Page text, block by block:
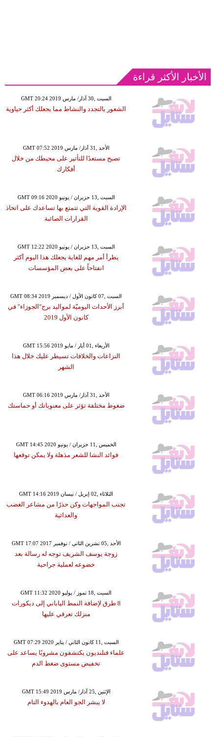
الأخبار الأكثر قراءة
GMT 20:24 2019 السبت ,30 آذار/ مارس
الشعور بالتجدد والنشاط مما يجعلك أكثر حياوية
GMT 07:52 2019 الأحد ,31 آذار/ مارس
تصبح مستعدًا للتأثير على محيطك من خلال
أفكارك
GMT 09:16 2020 السبت ,13 حزيران / يونيو
الإرادة القوية التي تتمتع بها تساعدك على اتخاذ
القرارات الصائبة
GMT 12:22 2020 السبت ,13 حزيران / يونيو
يطرأ أمر مهم للغاية يجعلك هذا اليوم أكثر
انفتاحاً على بعض المؤسسات
GMT 08:34 2019 السبت ,07 كانون الأول / ديسمبر
أبرز الأحداث اليوميّة لمواليد برج"الجوزاء" في
كانون الأول 2019
GMT 15:56 2019 الأربعاء ,01 أيار / مايو
النزاعات والخلافات تسيطر عليك خلال هذا
الشهر
GMT 06:16 2019 الأحد ,31 آذار/ مارس
ضغوط مختلفة تؤثر على معنوياتك أو حماستك
GMT 14:45 2020 الخميس ,11 حزيران / يونيو
فوائد النشا للشعر مذهلة ولا يمكن توقعها
GMT 14:16 2019 الثلاثاء ,02 إبريل / نيسان
تجنب المواجهات وكن حذرًا من مشاعر الغضب
والعدائية
GMT 17:07 2017 الأحد ,05 تشرين الثاني / نوفمبر
زوجة يوسف الشريف توجه له رسالة بعد
خضوعه لعملية جراحية
GMT 11:32 2020 السبت ,18 تموز / يوليو
8 طرق لإضافة النمط الياباني إلى ديكورات
منزلك تعرفي عليها
GMT 07:29 2020 السبت ,11 كانون الثاني / يناير
علماء فنلنديون يكتشفون مشروبًا يساعد على
تخفيض مستوى ضغط الدم
GMT 15:49 2019 الإثنين ,25 آذار/ مارس
لا يبشر الجو العام بالهدوء التام